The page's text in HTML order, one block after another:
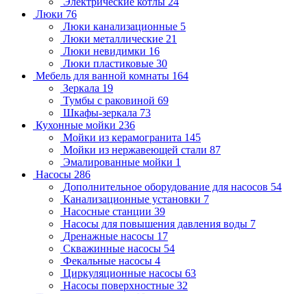
Люки 76
Люки канализационные 5
Люки металлические 21
Люки невидимки 16
Люки пластиковые 30
Мебель для ванной комнаты 164
Зеркала 19
Тумбы с раковиной 69
Шкафы-зеркала 73
Кухонные мойки 236
Мойки из керамогранита 145
Мойки из нержавеющей стали 87
Эмалированные мойки 1
Насосы 286
Дополнительное оборудование для насосов 54
Канализационные установки 7
Насосные станции 39
Насосы для повышения давления воды 7
Дренажные насосы 17
Скважинные насосы 54
Фекальные насосы 4
Циркуляционные насосы 63
Насосы поверхностные 32